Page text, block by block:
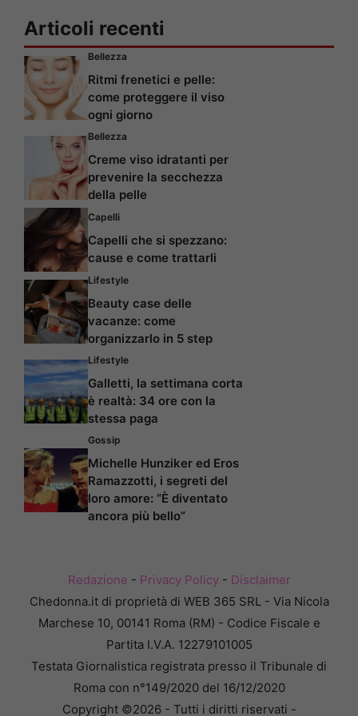
Articoli recenti
Bellezza
Ritmi frenetici e pelle:
come proteggere il viso
ogni giorno
Bellezza
Creme viso idratanti per
prevenire la secchezza
della pelle
Capelli
Capelli che si spezzano:
cause e come trattarli
Lifestyle
Beauty case delle
vacanze: come
organizzarlo in 5 step
Lifestyle
Galletti, la settimana corta
è realtà: 34 ore con la
stessa paga
Gossip
Michelle Hunziker ed Eros
Ramazzotti, i segreti del
loro amore: “È diventato
ancora più bello”
Redazione - Privacy Policy- Disclaimer
Chedonna.it di proprietà di WEB 365 SRL - Via Nicola
Marchese 10, 00141 Roma (RM) - Codice Fiscale e
Partita I.V.A. 12279101005
Testata Giornalistica registrata presso il Tribunale di
Roma con n°149/2020 del 16/12/2020
Copyright ©2026 - Tutti i diritti riservati -